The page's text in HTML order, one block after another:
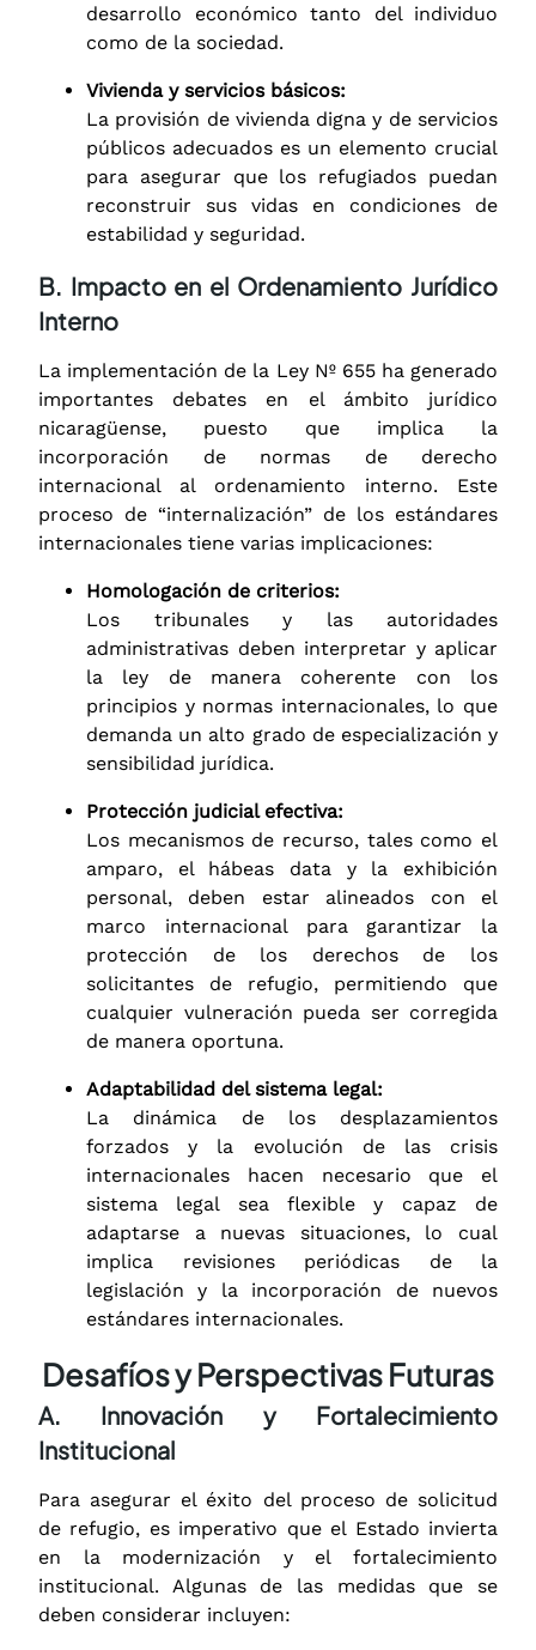
desarrollo económico tanto del individuo
como de la sociedad.
Vivienda y servicios básicos:
La provisión de vivienda digna y de servicios
públicos adecuados es un elemento crucial
para asegurar que los refugiados puedan
reconstruir sus vidas en condiciones de
estabilidad y seguridad.
B. Impacto en el Ordenamiento Jurídico
Interno
La implementación de la Ley Nº 655 ha generado
importantes debates en el ámbito jurídico
nicaragüense, puesto que implica la
incorporación de normas de derecho
internacional al ordenamiento interno. Este
proceso de “internalización” de los estándares
internacionales tiene varias implicaciones:
Homologación de criterios:
Los tribunales y las autoridades
administrativas deben interpretar y aplicar
la ley de manera coherente con los
principios y normas internacionales, lo que
demanda un alto grado de especialización y
sensibilidad jurídica.
Protección judicial efectiva:
Los mecanismos de recurso, tales como el
amparo, el hábeas data y la exhibición
personal, deben estar alineados con el
marco internacional para garantizar la
protección de los derechos de los
solicitantes de refugio, permitiendo que
cualquier vulneración pueda ser corregida
de manera oportuna.
Adaptabilidad del sistema legal:
La dinámica de los desplazamientos
forzados y la evolución de las crisis
internacionales hacen necesario que el
sistema legal sea flexible y capaz de
adaptarse a nuevas situaciones, lo cual
implica revisiones periódicas de la
legislación y la incorporación de nuevos
estándares internacionales.
Desafíos y Perspectivas Futuras
A. Innovación y Fortalecimiento
Institucional
Para asegurar el éxito del proceso de solicitud
de refugio, es imperativo que el Estado invierta
en la modernización y el fortalecimiento
institucional. Algunas de las medidas que se
deben considerar incluyen: